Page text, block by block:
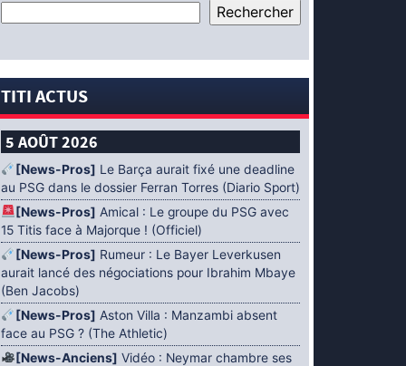
TITI ACTUS
5 AOÛT 2026
[News-Pros] Le Barça aurait fixé une deadline
au PSG dans le dossier Ferran Torres (Diario Sport)
[News-Pros] Amical : Le groupe du PSG avec
15 Titis face à Majorque ! (Officiel)
[News-Pros] Rumeur : Le Bayer Leverkusen
aurait lancé des négociations pour Ibrahim Mbaye
(Ben Jacobs)
[News-Pros] Aston Villa : Manzambi absent
face au PSG ? (The Athletic)
[News-Anciens] Vidéo : Neymar chambre ses